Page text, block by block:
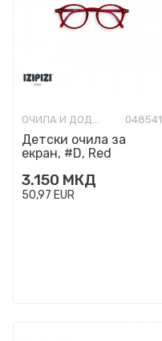
ОЧИЛА И ДОДАТОЦИ 048541
Детски очила за
екран, #D, Red
3.150 МКД
50,97 EUR